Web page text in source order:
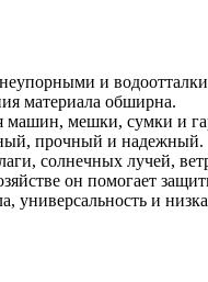
и
материала обширна.
машин, мешки, сумки и
прочный и надежный.
солнечных лучей,
он помогает
и